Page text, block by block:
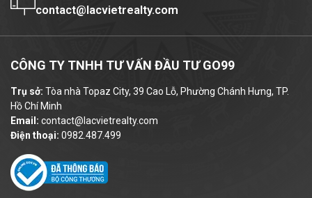
contact@lacvietrealty.com
CÔNG TY TNHH TƯ VẤN ĐẦU TƯ GO99
Trụ sở: Tòa nhà Topaz City, 39 Cao Lỗ, Phường Chánh Hưng, TP.
Hồ Chí Minh
Email: contact@lacvietrealty.com
Điện thoại: 0982.487.499